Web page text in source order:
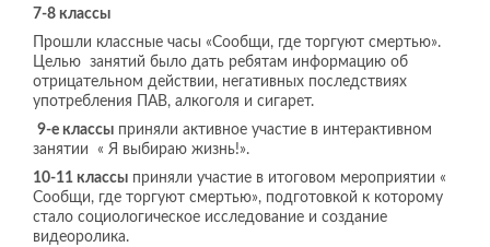
7-8 классы
Прошли классные часы «Сообщи, где торгуют смертью».
Целью занятий было дать ребятам информацию об
отрицательном действии, негативных последствиях
употребления ПАВ, алкоголя и сигарет.
9-е классы приняли активное участие в интерактивном
занятии « Я выбираю жизнь!».
10-11 классы приняли участие в итоговом мероприятии «
Сообщи, где торгуют смертью», подготовкой к которому
стало социологическое исследование и создание
видеоролика.